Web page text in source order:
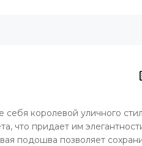
себя королевой уличного
что придает им
подошва позволяет